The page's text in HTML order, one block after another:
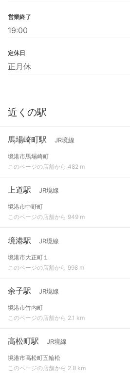
営業終了
19:00
定休日
正月休
近くの駅
馬場崎町駅 JR境線
境港市馬場崎町
このページの店舗から 482 m
上道駅 JR境線
境港市中野町
このページの店舗から 949 m
境港駅 JR境線
境港市大正町１
このページの店舗から 998 m
余子駅 JR境線
境港市竹内町
このページの店舗から 2.1 km
高松町駅 JR境線
境港市高松町五輪松
このページの店舗から 2.8 km